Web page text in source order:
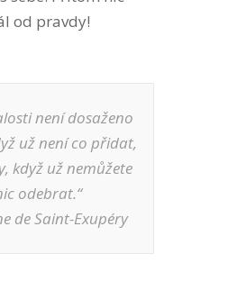
od pravdy!
není dosaženo
už není co přidat,
když už nemůžete
odebrat.“
de Saint-Exupéry